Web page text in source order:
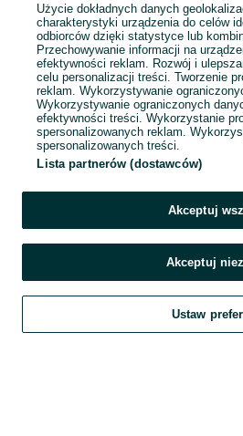
Szukaj Obserwujesz Dodaj
Użycie dokładnych danych
charakterystyki urządzenia do celów
odbiorców dzięki statystyce lub
Przechowywanie informacji na
efektywności reklam. Rozwój i
celu personalizacji treści. Tworzenie
reklam. Wykorzystywanie
Wykorzystywanie ograniczonych
efektywności treści. Wykorzystanie
spersonalizowanych reklam.
spersonalizowanych treści.
Lista partnerów (dostawców)
Akceptuj
Akceptuj
Ustaw